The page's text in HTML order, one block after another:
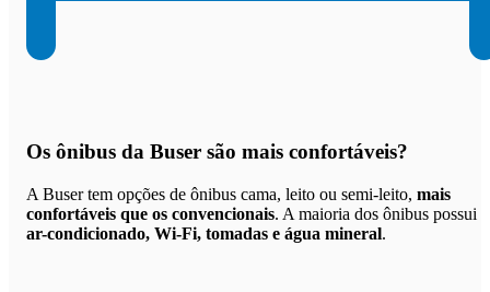
Os ônibus da Buser são mais confortáveis?
A Buser tem opções de ônibus cama, leito ou semi-leito, mais
confortáveis que os convencionais. A maioria dos ônibus possui
ar-condicionado, Wi-Fi, tomadas e água mineral.